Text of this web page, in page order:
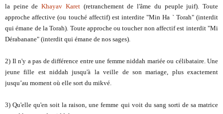
la peine deKhayav Karet(retranchement de l'âme du peuple juif). Toute
approche affective (ou touché affectif) est interdite "Min Ha ` Torah" (interdit
qui émane de la Torah). Toute approche ou toucher non affectif est interdit "Mi
Dérabanane" (interdit qui émane de nos sages).
2) Il n'y a pas de différence entre une femme niddah mariée ou célibataire. Une
jeune fille est niddah jusqu'à la veille de son mariage, plus exactement
jusqu’au moment où elle sort du mikvé.
3) Qu'elle qu'en soit la raison, une femme qui voit du sang sorti de sa matrice